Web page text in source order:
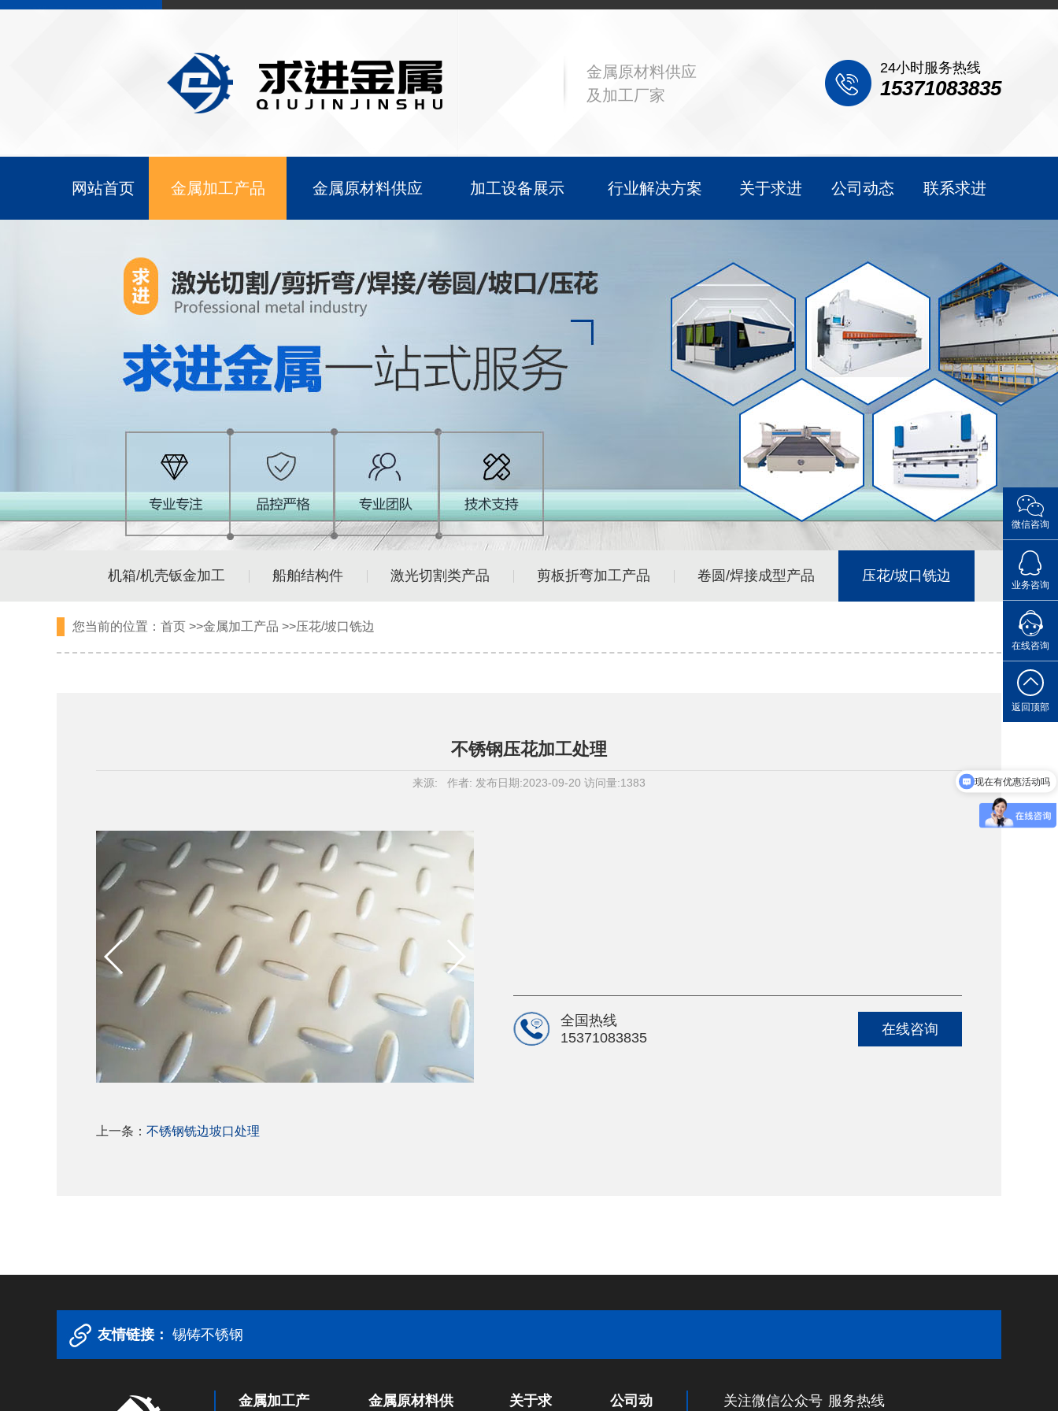
金属原材料供应
及加工厂家
24小时服务热线
15371083835
网站首页 金属加工产品 金属原材料供应 加工设备展示 行业解决方案 关于求进 公司动态 联系求进
机箱/机壳钣金加工 船舶结构件 激光切割类产品 剪板折弯加工产品 卷圆/焊接成型产品 压花/坡口铣边
您当前的位置： 首页 >>金属加工产品 >>压花/坡口铣边
不锈钢压花加工处理
来源: 作者: 发布日期:2023-09-20 访问量:1383
全国热线
15371083835
在线咨询
上一条： 不锈钢铣边坡口处理
友情链接： 锡铸不锈钢
金属加工产 金属原材料供 关于求 公司动 关注微信公众号 服务热线
微信咨询
业务咨询
点击
在线咨询
您的专
返回顶部
现在有优惠活动吗